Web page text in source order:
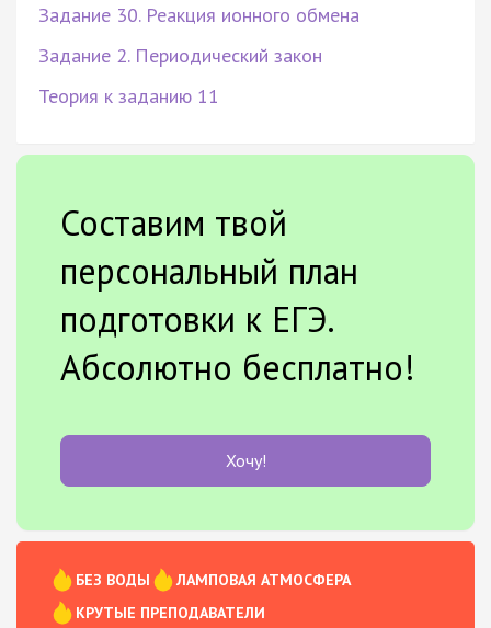
Задание 30. Реакция ионного обмена
Задание 2. Периодический закон
Теория к заданию 11
Составим твой
персональный план
подготовки к ЕГЭ.
Абсолютно бесплатно!
Хочу!
БЕЗ ВОДЫ
ЛАМПОВАЯ АТМОСФЕРА
КРУТЫЕ ПРЕПОДАВАТЕЛИ